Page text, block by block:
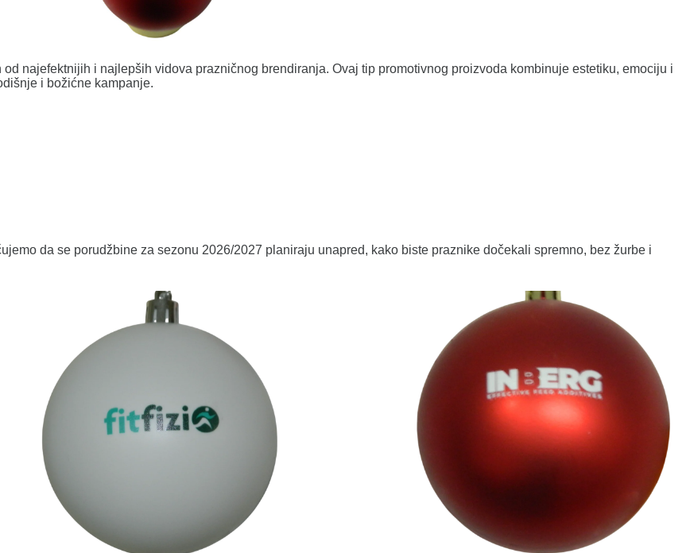
najefektnijih i najlepših vidova prazničnog brendiranja. Ovaj tip promotivnog proizvoda kombinuje estetiku, emociju i
i božićne kampanje.
da se porudžbine za sezonu 2026/2027 planiraju unapred, kako biste praznike dočekali spremno, bez žurbe i